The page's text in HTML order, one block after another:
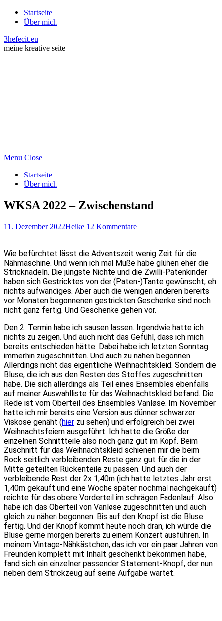
Startseite
Über mich
3hefecit.eu
meine kreative seite
Menu Close
Startseite
Über mich
WKSA 2022 – Zwischenstand
11. Dezember 2022Heike 12 Kommentare
Wie befürchtet lässt die Adventszeit wenig Zeit für die
Nähmaschine. Und wenn ich mal Muße habe glühen eher die
Stricknadeln. Die jüngste Nichte und die Zwilli-Patenkinder
haben sich Gestricktes von der (Paten-)Tante gewünscht, eh
nichts aufwändiges. Aber auch die wenigen anderen bereits
vor Monaten begonnenen gestrickten Geschenke sind noch
nicht ganz fertig. Und Geschenke gehen vor.
Den 2. Termin habe ich sausen lassen. Irgendwie hatte ich
nichts zu zeigen. Und auch nicht das Gefühl, dass ich mich
bereits entschieden hätte. Dabei habe ich letzten Sonntag
immerhin zugeschnitten. Und auch zu nähen begonnen.
Allerdings nicht das eigentliche Weihnachtskleid. Sondern die
Bluse, die ich aus den Resten des Stoffes zugeschnitten
habe. Die sich allerdings als Teil eines Ensembles ebenfalls
auf meiner Auswahlliste für das Weihnachtskleid befand. Die
Rede ist vom Oberteil des Ensembles Vanløse. Im November
hatte ich mir bereits eine Version aus dünner schwarzer
Viskose genäht (hier zu sehen) und erfolgreich bei zwei
Weihnachtsfeiern ausgeführt. Ich hatte die Größe der
einzelnen Schnittteile also noch ganz gut im Kopf. Beim
Zuschnitt für das Weihnachtskleid schienen mir die beim
Rock seitlich verbleibenden Reste ganz gut für die in der
Mitte geteilten Rückenteile zu passen. Und auch der
verbleibende Rest der 2x 1,40m (ich hatte letztes Jahr erst
1,40m gekauft und eine Woche später nochmal nachgekauft)
reichte für das obere Vorderteil im schrägen Fadenlauf. Also
habe ich das Oberteil von Vanløse zugeschnitten und auch
gleich zu nähen begonnen. Bis auf den Knopf ist die Bluse
fertig. Und der Knopf kommt heute noch dran, ich würde die
Bluse gerne morgen bereits zu einem Konzert ausführen. In
meinem Vintage-Nähkästchen, das ich vor ein paar Jahren von
Freunden komplett mit Inhalt geschenkt bekommen habe,
fand sich ein einzelner passender Statement-Knopf, der nun
neben dem Strickzeug auf seine Aufgabe wartet.